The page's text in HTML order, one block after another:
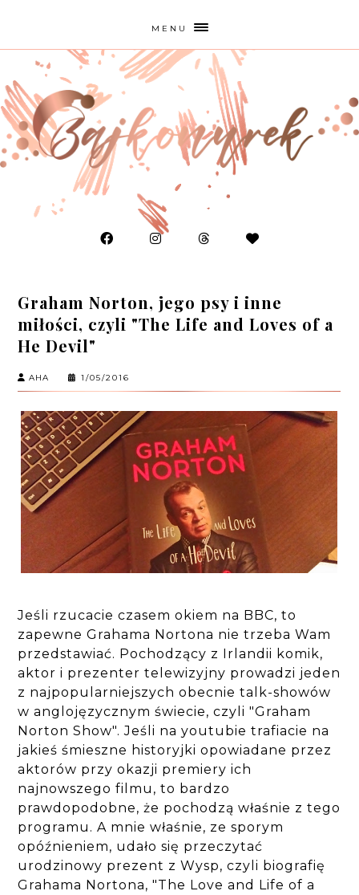
MENU
Graham Norton, jego psy i inne
miłości, czyli "The Life and Loves of a
He Devil"
AHA 1/05/2016
Jeśli rzucacie czasem okiem na BBC, to
zapewne Grahama Nortona nie trzeba Wam
przedstawiać. Pochodzący z Irlandii komik,
aktor i prezenter telewizyjny prowadzi jeden
z najpopularniejszych obecnie talk-showów
w anglojęzycznym świecie, czyli "Graham
Norton Show". Jeśli na youtubie trafiacie na
jakieś śmieszne historyjki opowiadane przez
aktorów przy okazji premiery ich
najnowszego filmu, to bardzo
prawdopodobne, że pochodzą właśnie z tego
programu. A mnie właśnie, ze sporym
opóźnieniem, udało się przeczytać
urodzinowy prezent z Wysp, czyli biografię
Grahama Nortona, "The Love and Life of a